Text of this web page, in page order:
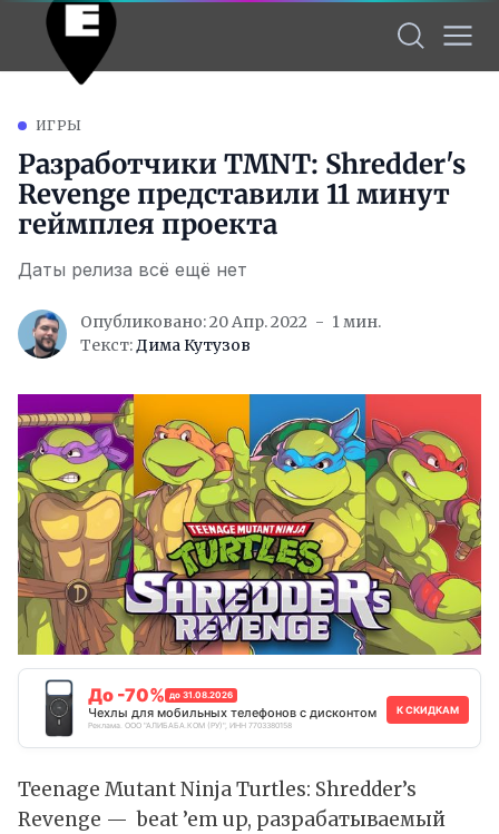
ИГРЫ
Разработчики TMNT: Shredder's
Revenge представили 11 минут
геймплея проекта
Даты релиза всё ещё нет
Опубликовано: 20 Апр. 2022
1 мин.
Текст:Дима Кутузов
До -70% до 31.08.2026
Чехлы для мобильных телефонов с дисконтом
Реклама. ООО "АЛИБАБА.КОМ (РУ)", ИНН 7703380158
К СКИДКАМ
Teenage Mutant Ninja Turtles: Shredder’s
Revenge — beat ’em up, разрабатываемый